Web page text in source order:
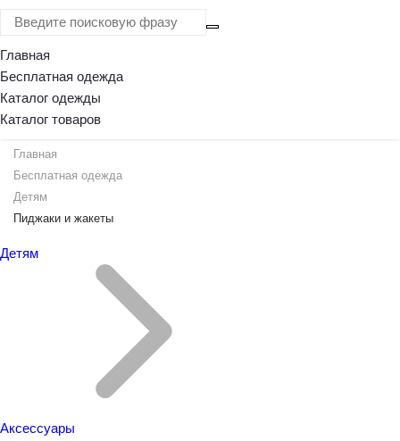
Главная
Бесплатная одежда
Каталог одежды
Каталог товаров
Главная
Бесплатная одежда
Детям
Пиджаки и жакеты
Детям
Аксессуары